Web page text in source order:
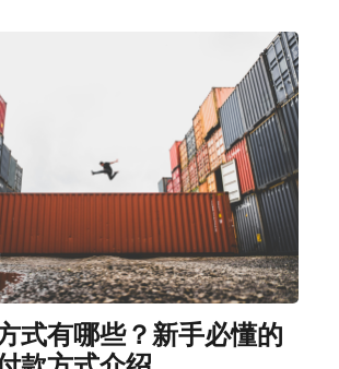
式有哪些？新手必懂的